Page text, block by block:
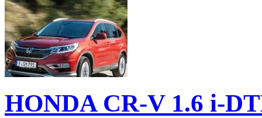
HONDA CR-V 1.6 i-